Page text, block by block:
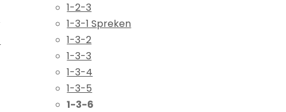
1-2-3
1-3-1 Spreken
1-3-2
1-3-3
1-3-4
1-3-5
1-3-6